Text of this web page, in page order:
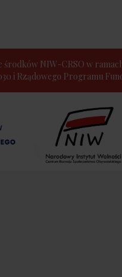
środków NIW-CRSO w
i Rządowego Programu